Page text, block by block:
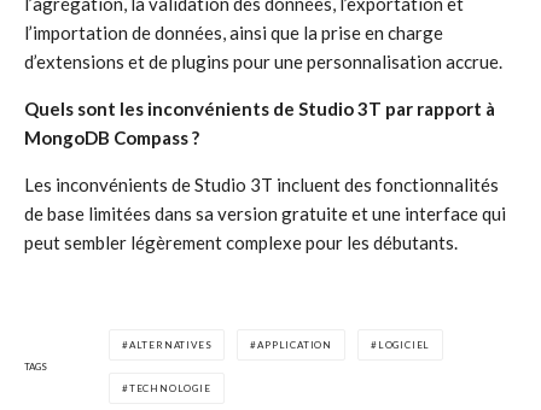
l’importation de données, ainsi que la prise en charge
d’extensions et de plugins pour une personnalisation accrue.
Quels sont les inconvénients de Studio 3T par rapport à
MongoDB Compass ?
Les inconvénients de Studio 3T incluent des fonctionnalités
de base limitées dans sa version gratuite et une interface qui
peut sembler légèrement complexe pour les débutants.
TAGS
ALTERNATIVES APPLICATION LOGICIEL
TECHNOLOGIE